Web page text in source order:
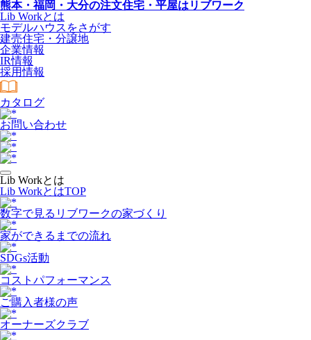
熊本・福岡・大分の注文住宅・平屋はリブワーク
Lib Workとは
モデルハウスをさがす
建売住宅・分譲地
企業情報
IR情報
採用情報
カタログ
お問い合わせ
Lib Workとは
Lib WorkとはTOP
数字で⾒るリブワークの家づくり
家ができるまでの流れ
SDGs活動
コストパフォーマンス
ご購入者様の声
オーナーズクラブ